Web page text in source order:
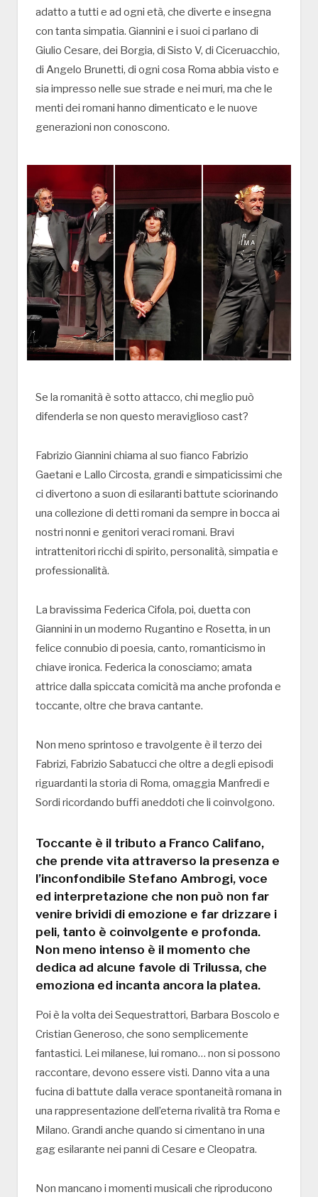
adatto a tutti e ad ogni età, che diverte e insegna
con tanta simpatia. Giannini e i suoi ci parlano di
Giulio Cesare, dei Borgia, di Sisto V, di Ciceruacchio,
di Angelo Brunetti, di ogni cosa Roma abbia visto e
sia impresso nelle sue strade e nei muri, ma che le
menti dei romani hanno dimenticato e le nuove
generazioni non conoscono.
Se la romanità è sotto attacco, chi meglio può
difenderla se non questo meraviglioso cast?
Fabrizio Giannini chiama al suo fianco Fabrizio
Gaetani e Lallo Circosta, grandi e simpaticissimi che
ci divertono a suon di esilaranti battute sciorinando
una collezione di detti romani da sempre in bocca ai
nostri nonni e genitori veraci romani. Bravi
intrattenitori ricchi di spirito, personalità, simpatia e
professionalità.
La bravissima Federica Cifola, poi, duetta con
Giannini in un moderno Rugantino e Rosetta, in un
felice connubio di poesia, canto, romanticismo in
chiave ironica. Federica la conosciamo; amata
attrice dalla spiccata comicità ma anche profonda e
toccante, oltre che brava cantante.
Non meno sprintoso e travolgente è il terzo dei
Fabrizi, Fabrizio Sabatucci che oltre a degli episodi
riguardanti la storia di Roma, omaggia Manfredi e
Sordi ricordando buffi aneddoti che li coinvolgono.
Toccante è il tributo a Franco Califano,
che prende vita attraverso la presenza e
l’inconfondibile Stefano Ambrogi, voce
ed interpretazione che non può non far
venire brividi di emozione e far drizzare i
peli, tanto è coinvolgente e profonda.
Non meno intenso è il momento che
dedica ad alcune favole di Trilussa, che
emoziona ed incanta ancora la platea.
Poi è la volta dei Sequestrattori, Barbara Boscolo e
Cristian Generoso, che sono semplicemente
fantastici. Lei milanese, lui romano… non si possono
raccontare, devono essere visti. Danno vita a una
fucina di battute dalla verace spontaneità romana in
una rappresentazione dell’eterna rivalità tra Roma e
Milano. Grandi anche quando si cimentano in una
gag esilarante nei panni di Cesare e Cleopatra.
Non mancano i momenti musicali che riproducono